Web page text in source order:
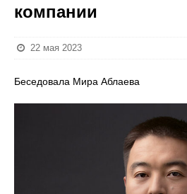
компании
22 мая 2023
Беседовала Мира Аблаева